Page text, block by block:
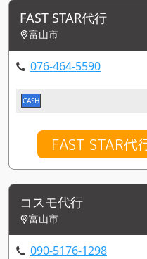
FAST STAR代行
富山市
076-464-5590
CASH
FAST STAR代
コスモ代行
富山市
090-5176-1298